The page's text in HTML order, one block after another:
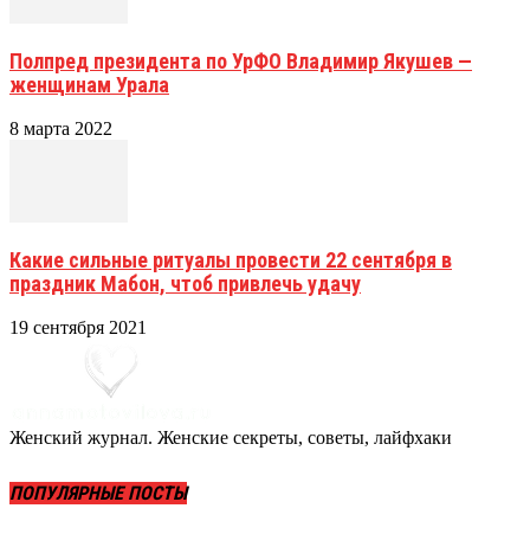
Полпред президента по УрФО Владимир Якушев —
женщинам Урала
8 марта 2022
Какие сильные ритуалы провести 22 сентября в
праздник Мабон, чтоб привлечь удачу
19 сентября 2021
Женский журнал. Женские секреты, советы, лайфхаки
ПОПУЛЯРНЫЕ ПОСТЫ